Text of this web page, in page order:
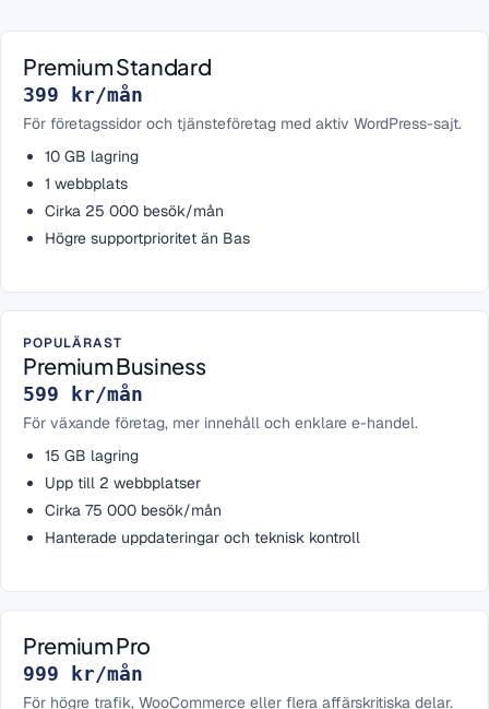
Premium Standard
399 kr/mån
För företagssidor och tjänsteföretag med aktiv WordPress-sajt.
10 GB lagring
1 webbplats
Cirka 25 000 besök/mån
Högre supportprioritet än Bas
POPULÄRAST
Premium Business
599 kr/mån
För växande företag, mer innehåll och enklare e-handel.
15 GB lagring
Upp till 2 webbplatser
Cirka 75 000 besök/mån
Hanterade uppdateringar och teknisk kontroll
Premium Pro
999 kr/mån
För högre trafik, WooCommerce eller flera affärskritiska delar.